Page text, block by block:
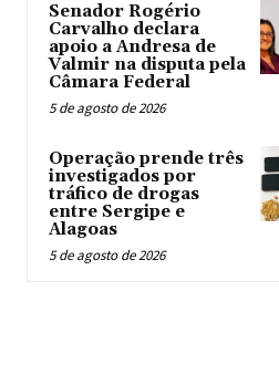
Senador Rogério
Carvalho declara
apoio a Andresa de
Valmir na disputa pela
Câmara Federal
5 de agosto de 2026
Operação prende três
investigados por
tráfico de drogas
entre Sergipe e
Alagoas
5 de agosto de 2026